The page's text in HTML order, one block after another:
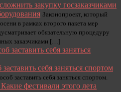
закупку госзаказчиками
Законопроект, который
в рамках второго пакета мер
обязательную процедуру
заказчиками […]
себя заняться спортом
заставить себя заняться спортом.